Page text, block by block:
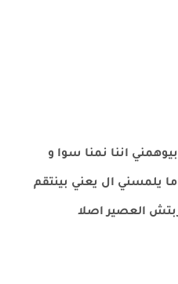
اننا نمنا سوا و
يلمسني ال يعني بينتقم
العصير اصلا